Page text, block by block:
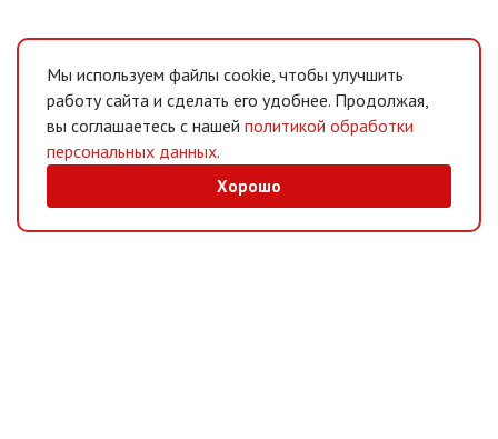
Мы используем файлы cookie, чтобы улучшить
работу сайта и сделать его удобнее. Продолжая,
вы соглашаетесь с нашей политикой обработки
персональных данных.
Хорошо